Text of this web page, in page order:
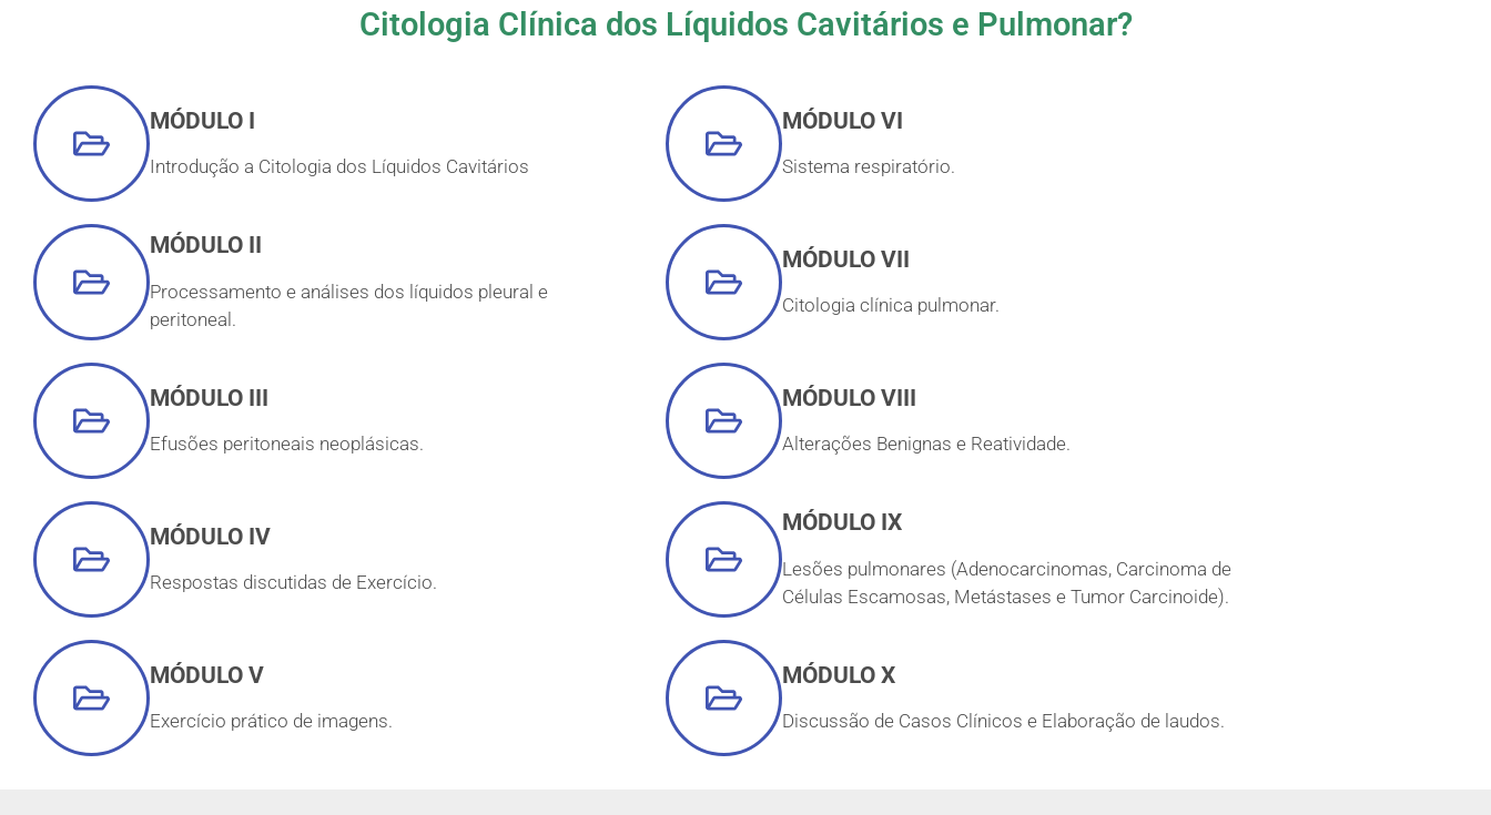
Citologia Clínica dos Líquidos Cavitários e Pulmonar?
MÓDULO I
Introdução a Citologia dos Líquidos Cavitários
MÓDULO II
Processamento e análises dos líquidos pleural e
peritoneal.
MÓDULO III
Efusões peritoneais neoplásicas.
MÓDULO IV
Respostas discutidas de Exercício.
MÓDULO V
Exercício prático de imagens.
MÓDULO VI
Sistema respiratório.
MÓDULO VII
Citologia clínica pulmonar.
MÓDULO VIII
Alterações Benignas e Reatividade.
MÓDULO IX
Lesões pulmonares (Adenocarcinomas, Carcinoma de
Células Escamosas, Metástases e Tumor Carcinoide).
MÓDULO X
Discussão de Casos Clínicos e Elaboração de laudos.